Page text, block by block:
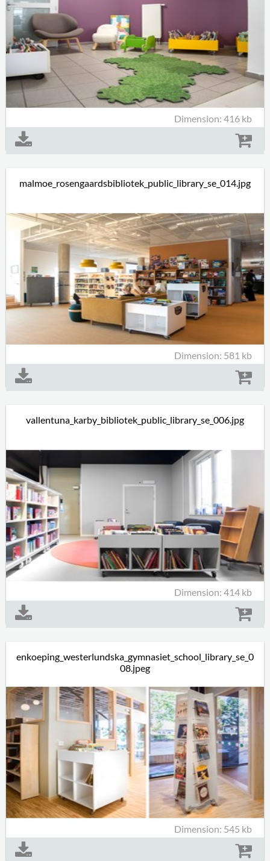
Dimension: 416 kb
malmoe_rosengaardsbibliotek_public_library_se_014.jpg
Dimension: 581 kb
vallentuna_karby_bibliotek_public_library_se_006.jpg
Dimension: 414 kb
enkoeping_westerlundska_gymnasiet_school_library_se_0
08.jpeg
Dimension: 545 kb